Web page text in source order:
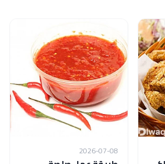
2026-07-08